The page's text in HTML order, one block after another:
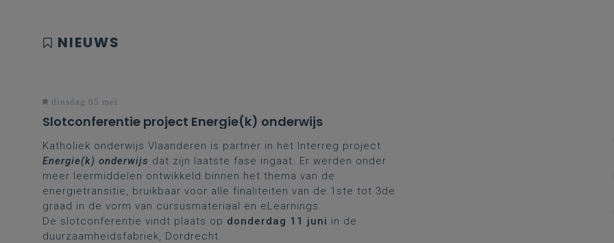
NIEUWS
dinsdag 05 mei
Slotconferentie project Energie(k) onderwijs
Katholiek onderwijs Vlaanderen is partner in het Interreg project
Energie(k) onderwijs dat zijn laatste fase ingaat. Er werden onder
meer leermiddelen ontwikkeld binnen het thema van de
energietransitie, bruikbaar voor alle finaliteiten van de 1ste tot 3de
graad in de vorm van cursusmateriaal en eLearnings.
De slotconferentie vindt plaats op donderdag 11 juni in de
duurzaamheidsfabriek, Dordrecht.